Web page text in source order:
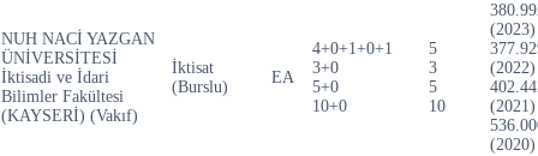
NUH NACİ YAZGAN
ÜNİVERSİTESİ
İktisadi ve İdari
Bilimler Fakültesi
(KAYSERİ) (Vakıf)
İktisat
(Burslu)
EA
4+0+1+0+1
3+0
5+0
10+0
5
3
5
10
(2023)
(2022)
(2021)
(2020)